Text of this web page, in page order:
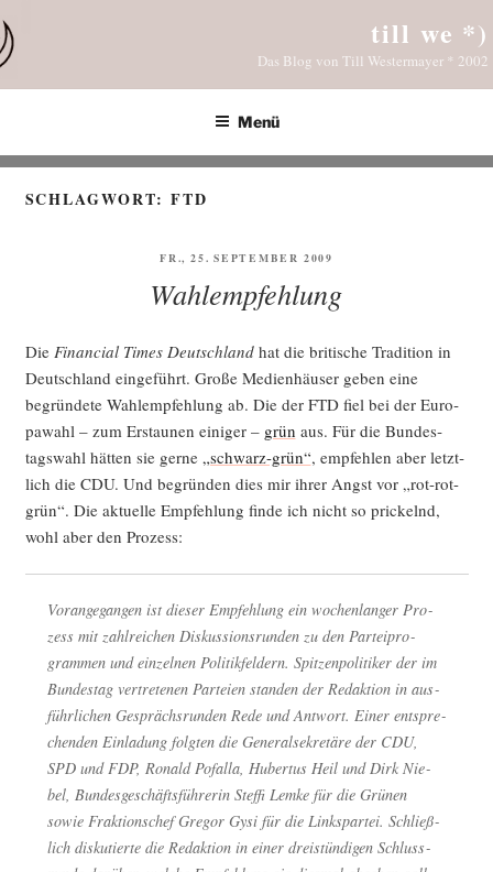
Inhalt
springen
till we *)
Das Blog von Till Westermayer * 2002
Menü
SCHLAGWORT:FTD
VERÖFFENTLICHT
FR., 25. SEPTEMBER 2009
Wahlempfehlung
Die Finan­cial Times Deutsch­landhat die bri­ti­sche Tra­di­ti­on in
Deutsch­land ein­ge­führt. Gro­ße Medi­en­häu­ser geben eine
begrün­de­te Wahl­emp­feh­lung ab. Die der FTD fiel bei der Euro­
pa­wahl – zum Erstau­nen eini­ger – grün aus. Für die Bun­des­
tags­wahl hät­ten sie ger­ne „schwarz-grün“, emp­feh­len aber letzt­
lich die CDU. Und begrün­den dies mir ihrer Angst vor „rot-rot-
grün“. Die aktu­el­le Emp­feh­lung fin­de ich nicht so pri­ckelnd,
wohl aber den Prozess:
Vor­an­ge­gan­gen ist die­ser Emp­feh­lung ein wochen­lan­ger Pro­
zess mit zahl­rei­chen Dis­kus­si­ons­run­den zu den Par­tei­pro­
gram­men und ein­zel­nen Poli­tik­fel­dern. Spit­zen­po­li­ti­ker der im
Bun­des­tag ver­tre­te­nen Par­tei­en stan­den der Redak­ti­on in aus­
führ­li­chen Gesprächs­run­den Rede und Ant­wort. Einer ent­spre­
chen­den Ein­la­dung folg­ten die Gene­ral­se­kre­tä­re der CDU,
SPD und FDP, Ronald Pofalla, Huber­tus Heil und Dirk Nie­
bel, Bun­des­ge­schäfts­füh­re­rin Stef­fi Lem­ke für die Grü­nen
sowie Frak­ti­ons­chef Gre­gor Gysi für die Links­par­tei. Schließ­
lich dis­ku­tier­te die Redak­ti­on in einer drei­stün­di­gen Schluss­